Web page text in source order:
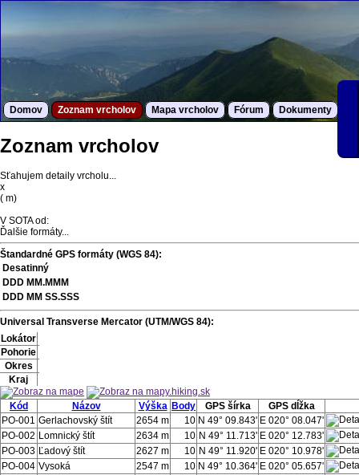
Domov Zoznam vrcholov Mapa vrcholov Fórum Dokumenty
Zoznam vrcholov
Sťahujem detaily vrcholu...
x
( m)
V SOTA od:
Ďalšie formáty...
Štandardné GPS formáty (WGS 84):
Desatinný
DDD MM.MMM
DDD MM SS.SSS
Universal Transverse Mercator (UTM/WGS 84):
Lokátor
Pohorie
Okres
Kraj
Kód Názov Výška Body GPS šírka
GPS dĺžka
PO-001 Gerlachovský štít 2654 m 10 N 49° 09.843' E 020° 08.047'
PO-002 Lomnický štít 2634 m 10 N 49° 11.713' E 020° 12.783'
PO-003 Ľadový štít 2627 m 10 N 49° 11.920' E 020° 10.978'
PO-004 Vysoká 2547 m 10 N 49° 10.364' E 020° 05.657'